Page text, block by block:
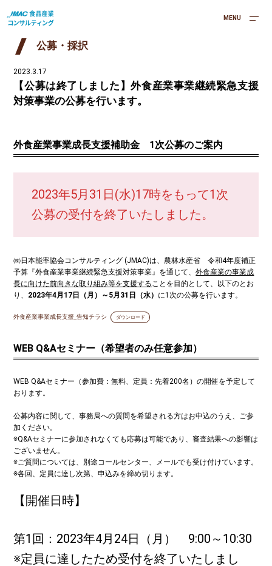
MENU
公募・採択
2023.3.17
【公募は終了しました】外食産業事業継続緊急支援
対策事業の公募を行います。
外食産業事業成長支援補助金 1次公募のご案内
2023年5月31日(水)17時をもって1次
公募の受付を終了いたしました。
㈱日本能率協会コンサルティング (JMAC)は、農林水産省 令和4年度補正
予算『外食産業事業継続緊急支援対策事業』を通じて、外食産業の事業成
長に向けた前向きな取り組み等を支援する ことを目的として、以下のとお
り、 2023年4月17日（月）～5月31日（水） に1次の公募を行います。
外食産業事業成長支援_告知チラシ ダウンロード
WEB Q&Aセミナー（希望者のみ任意参加）
WEB Q&Aセミナー（参加費：無料、定員：先着200名）の開催を予定して
おります。
公募内容に関して、事務局への質問を希望される方はお申込のうえ、ご参
加ください。
※Q&Aセミナーに参加されなくても応募は可能であり、審査結果への影響は
ございません。
※ご質問については、別途コールセンター、メールでも受け付けています。
※各回、定員に達し次第、申込みを締め切ります。
【開催日時】
第1回：2023年4月24日（月） 9:00～10:30
※定員に達したため受付を終了いたしまし